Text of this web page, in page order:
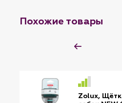
Похожие товары
Zolux,